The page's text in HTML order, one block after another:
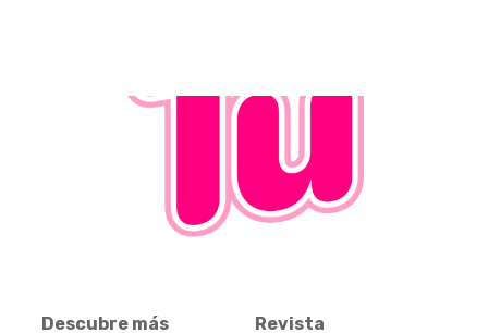
Descubre más
Revista